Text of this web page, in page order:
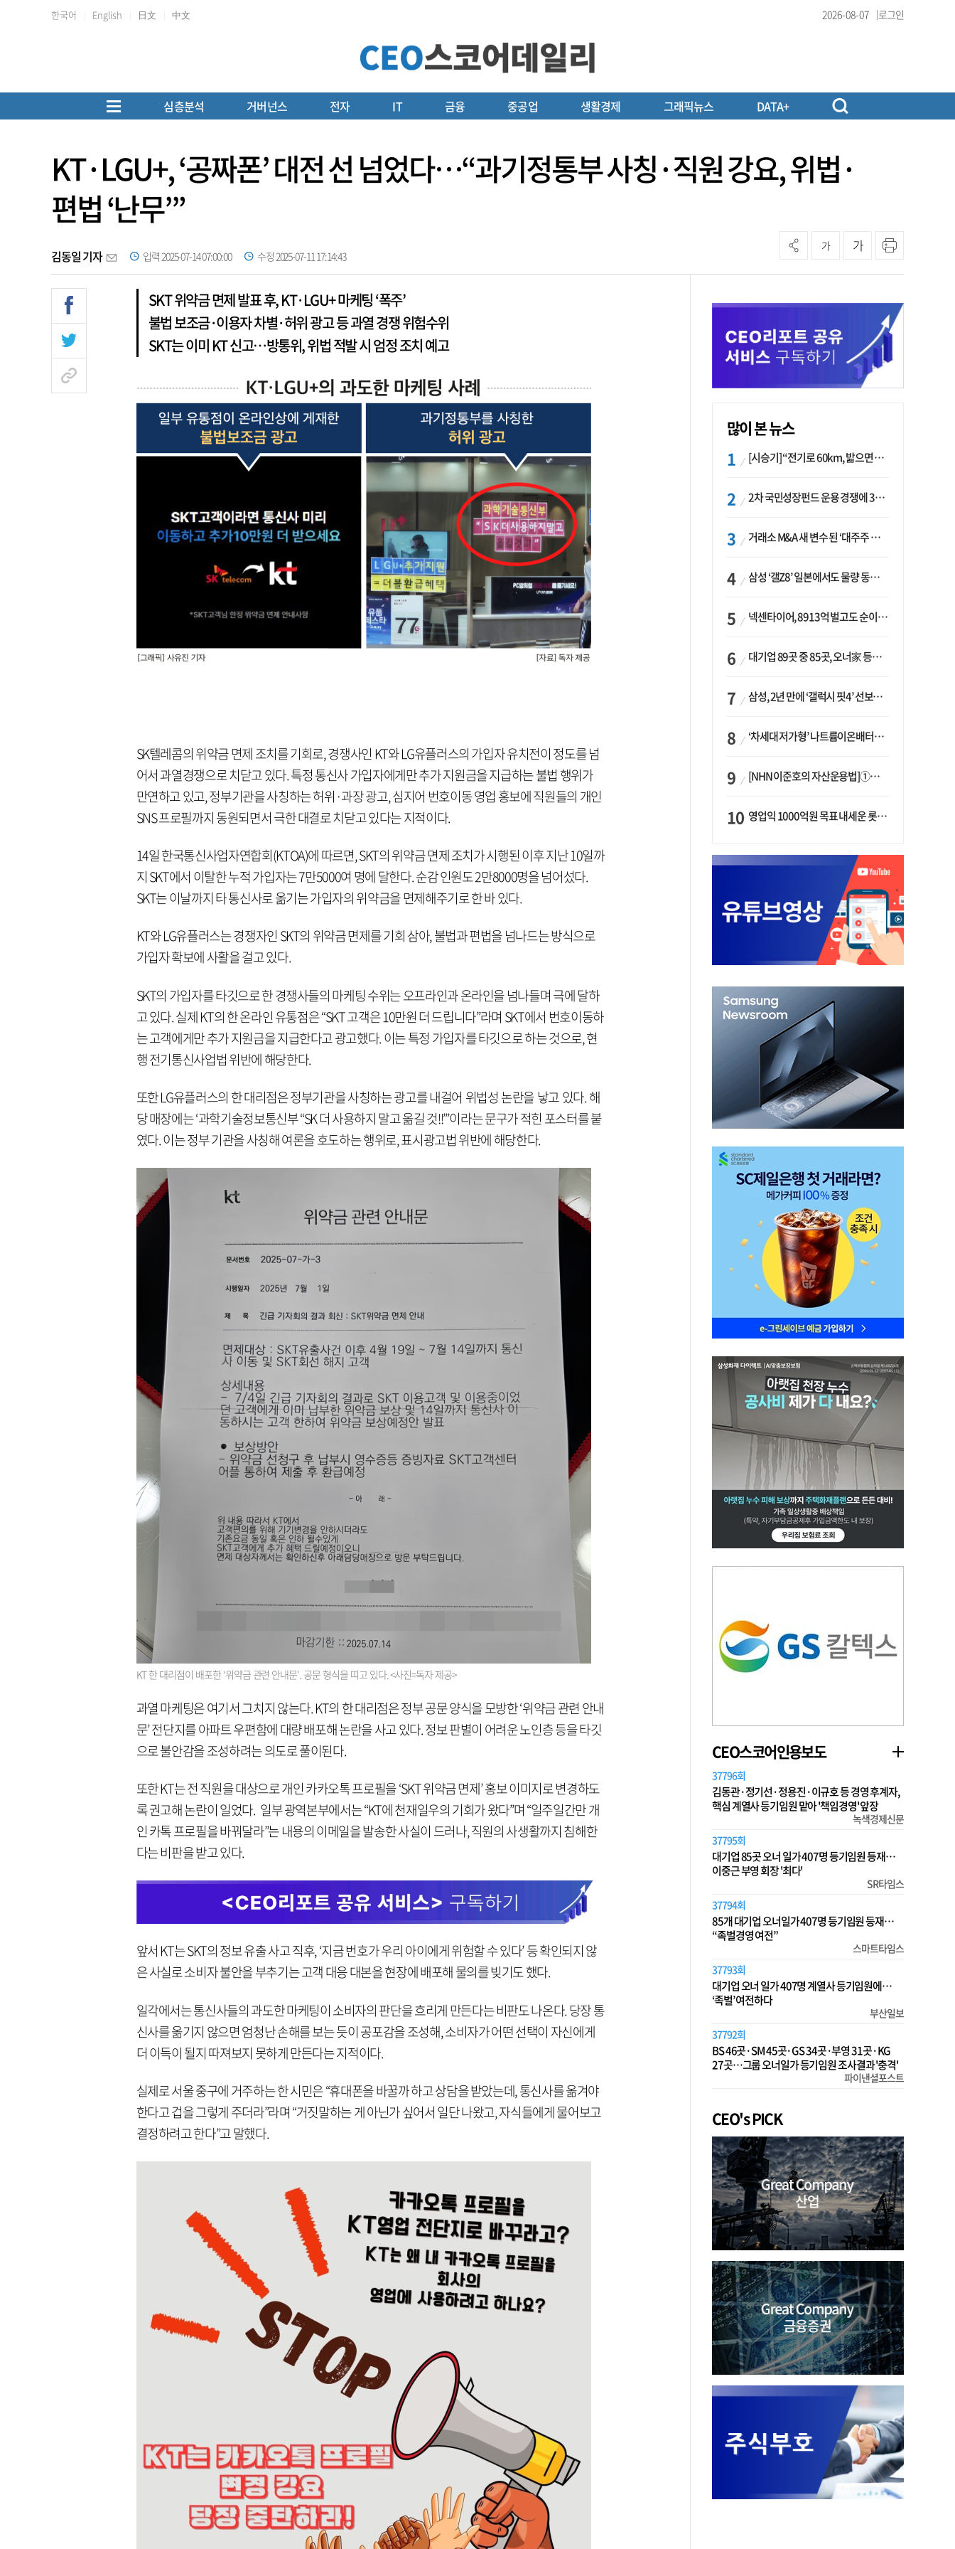
한국어 English 日文 中文 2026-08-07 로그인
심층분석 거버넌스 전자 IT 금융 중공업 생활경제 그래픽뉴스 DATA+
KT·LGU+, ‘공짜폰’ 대전 선 넘었다…“과기정통부 사칭·직원 강요, 위법·
편법 ‘난무’”
김동일 기자 입력 2025-07-14 07:00:00 수정 2025-07-11 17:14:43
가 가
SKT 위약금 면제 발표 후, KT·LGU+ 마케팅 ‘폭주’
불법 보조금·이용자 차별·허위 광고 등 과열 경쟁 위험수위
SKT는 이미 KT 신고…방통위, 위법 적발 시 엄정 조치 예고
SK텔레콤의 위약금 면제 조치를 기회로, 경쟁사인 KT와 LG유플러스의 가입자 유치전이 정도를 넘
어서 과열경쟁으로 치닫고 있다. 특정 통신사 가입자에게만 추가 지원금을 지급하는 불법 행위가
만연하고 있고, 정부기관을 사칭하는 허위·과장 광고, 심지어 번호이동 영업 홍보에 직원들의 개인
SNS 프로필까지 동원되면서 극한 대결로 치닫고 있다는 지적이다.
14일 한국통신사업자연합회(KTOA)에 따르면, SKT의 위약금 면제 조치가 시행된 이후 지난 10일까
지 SKT에서 이탈한 누적 가입자는 7만5000여 명에 달한다. 순감 인원도 2만8000명을 넘어섰다.
SKT는 이날까지 타 통신사로 옮기는 가입자의 위약금을 면제해주기로 한 바 있다.
KT와 LG유플러스는 경쟁자인 SKT의 위약금 면제를 기회 삼아, 불법과 편법을 넘나드는 방식으로
가입자 확보에 사활을 걸고 있다.
SKT의 가입자를 타깃으로 한 경쟁사들의 마케팅 수위는 오프라인과 온라인을 넘나들며 극에 달하
고 있다. 실제 KT의 한 온라인 유통점은 “SKT 고객은 10만원 더 드립니다”라며 SKT에서 번호이동하
는 고객에게만 추가 지원금을 지급한다고 광고했다. 이는 특정 가입자를 타깃으로 하는 것으로, 현
행 전기통신사업법 위반에 해당한다.
또한 LG유플러스의 한 대리점은 정부기관을 사칭하는 광고를 내걸어 위법성 논란을 낳고 있다. 해
당 매장에는 ‘과학기술정보통신부 “SK 더 사용하지 말고 옮길 것!!”’이라는 문구가 적힌 포스터를 붙
였다. 이는 정부 기관을 사칭해 여론을 호도하는 행위로, 표시광고법 위반에 해당한다.
KT 한 대리점이 배포한 ‘위약금 관련 안내문'. 공문 형식을 띠고 있다. <사진=독자 제공>
과열 마케팅은 여기서 그치지 않는다. KT의 한 대리점은 정부 공문 양식을 모방한 ‘위약금 관련 안내
문’ 전단지를 아파트 우편함에 대량 배포해 논란을 사고 있다. 정보 판별이 어려운 노인층 등을 타깃
으로 불안감을 조성하려는 의도로 풀이된다.
또한 KT는 전 직원을 대상으로 개인 카카오톡 프로필을 ‘SKT 위약금 면제’ 홍보 이미지로 변경하도
록 권고해 논란이 일었다. 일부 광역본부에서는 “KT에 천재일우의 기회가 왔다”며 “일주일간만 개
인 카톡 프로필을 바꿔달라”는 내용의 이메일을 발송한 사실이 드러나, 직원의 사생활까지 침해한
다는 비판을 받고 있다.
앞서 KT는 SKT의 정보 유출 사고 직후, ‘지금 번호가 우리 아이에게 위험할 수 있다’ 등 확인되지 않
은 사실로 소비자 불안을 부추기는 고객 대응 대본을 현장에 배포해 물의를 빚기도 했다.
일각에서는 통신사들의 과도한 마케팅이 소비자의 판단을 흐리게 만든다는 비판도 나온다. 당장 통
신사를 옮기지 않으면 엄청난 손해를 보는 듯이 공포감을 조성해, 소비자가 어떤 선택이 자신에게
더 이득이 될지 따져보지 못하게 만든다는 지적이다.
실제로 서울 중구에 거주하는 한 시민은 “휴대폰을 바꿀까 하고 상담을 받았는데, 통신사를 옮겨야
한다고 겁을 그렇게 주더라”라며 “거짓말하는 게 아닌가 싶어서 일단 나왔고, 자식들에게 물어보고
결정하려고 한다”고 말했다.
많이 본 뉴스
[시승기] “전기로 60km, 밟으면 462마력”…볼보 XC60 T8의 두 얼굴
2차 국민성장펀드 운용 경쟁에 33개사 몰렸다…신한·하나 등 새 얼굴 대거 합류
거래소 M&A 새 변수 된 ‘대주주 심사’…네이버·두나무 결합도 영향권
삼성 ‘갤Z8’ 일본에서도 물량 동났다…애플 참전 앞두고 선두 수성 ‘시험대’
넥센타이어, 8913억 벌고도 순이익 2억…유럽 세부담에 이익 증발
대기업 89곳 중 85곳, 오너家 등기임원 겸직…BS 46곳·SM 45곳 ‘족벌경영’ 고착화
삼성, 2년 만에 ‘갤럭시 핏4’ 선보이나…웨어러블 생태계 확장 ‘시동’
‘차세대 저가형’ 나트륨이온배터리 시대 오나…LG화학·에코프로, 상용화 속도낸다
[NHN 이준호의 자산운용법]①이니시오·JLC ‘부동산’-JLC파트너스 ‘투자’…“부동산 담보대출로 투자재원 확보”
영업익 1000억원 목표 내세운 롯데마트…하반기 ‘오카도’ 시험대
CEO스코어인용보도
37796회
김동관·정기선·정용진·이규호 등 경영 후계자,
핵심 계열사 등기임원 맡아 '책임경영' 앞장
녹색경제신문
37795회
대기업 85곳 오너 일가 407명 등기임원 등재…
이중근 부영 회장 '최다'
SR타임스
37794회
85개 대기업 오너일가 407명 등기임원 등재…
“족벌경영 여전”
스마트타임스
37793회
대기업 오너 일가 407명 계열사 등기임원에…
‘족벌’ 여전하다
부산일보
37792회
BS 46곳·SM 45곳·GS 34곳·부영 31곳·KG
27곳…그룹 오너일가 등기임원 조사결과 '충격'
파이낸셜포스트
CEO's PICK